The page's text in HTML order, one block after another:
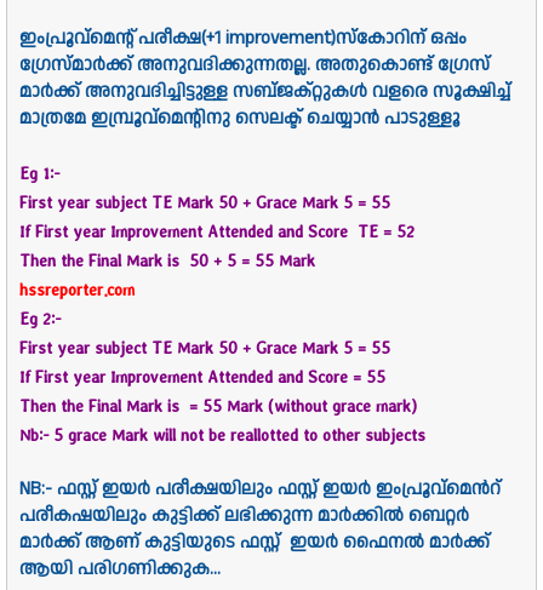
ഇംപ്രൂവ്മെന്റ് പരീക്ഷ(+1 improvement)സ്കോറിന് ഒപ്പം
ഗ്രേസ്മാർക്ക് അനുവദിക്കുന്നതല്ല. അതുകൊണ്ട് ഗ്രേസ്
മാർക്ക് അനുവദിച്ചിട്ടുള്ള സബ്ജക്റ്റുകൾ വളരെ സൂക്ഷിച്ച്
മാത്രമേ ഇമ്പ്രൂവ്മെന്റിനു സെലക്ട് ചെയ്യാൻ പാടുള്ളൂ
Eg 1:-
First year subject TE Mark 50 + Grace Mark 5 = 55
If First year Improvement Attended and Score TE = 52
Then the Final Mark is 50 + 5 = 55 Mark
hssreporter.com
Eg 2:-
First year subject TE Mark 50 + Grace Mark 5 = 55
If First year Improvement Attended and Score = 55
Then the Final Mark is = 55 Mark (without grace mark)
Nb:- 5 grace Mark will not be reallotted to other subjects
NB:- ഫസ്റ്റ് ഇയർ പരീക്ഷയിലും ഫസ്റ്റ് ഇയർ ഇംപ്രൂവ്‌മെൻറ്
പരീകഷയിലും കുട്ടിക്ക് ലഭിക്കുന്ന മാർക്കിൽ ബെറ്റർ
മാർക്ക് ആണ് കുട്ടിയുടെ ഫസ്റ്റ് ഇയർ ഫൈനൽ മാർക്ക്
ആയി പരിഗണിക്കുക...